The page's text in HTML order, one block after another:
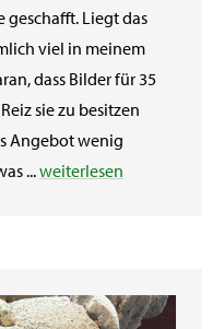
geschafft. Liegt das
viel in meinem
dass Bilder für 35
sie zu besitzen
Angebot wenig
...weiterlesen